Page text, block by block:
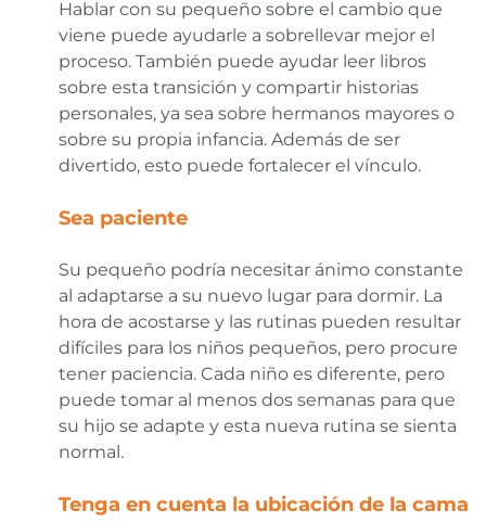
Hablar con su pequeño sobre el cambio que
viene puede ayudarle a sobrellevar mejor el
proceso. También puede ayudar leer libros
sobre esta transición y compartir historias
personales, ya sea sobre hermanos mayores o
sobre su propia infancia. Además de ser
divertido, esto puede fortalecer el vínculo.
Sea paciente
Su pequeño podría necesitar ánimo constante
al adaptarse a su nuevo lugar para dormir. La
hora de acostarse y las rutinas pueden resultar
difíciles para los niños pequeños, pero procure
tener paciencia. Cada niño es diferente, pero
puede tomar al menos dos semanas para que
su hijo se adapte y esta nueva rutina se sienta
normal.
Tenga en cuenta la ubicación de la cama